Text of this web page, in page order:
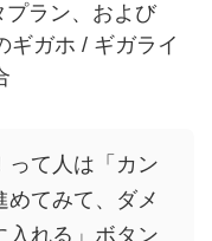
プラン、および
ギガホ / ギガライ
って人は「カン
めてみて、ダメ
入れる」ボタン